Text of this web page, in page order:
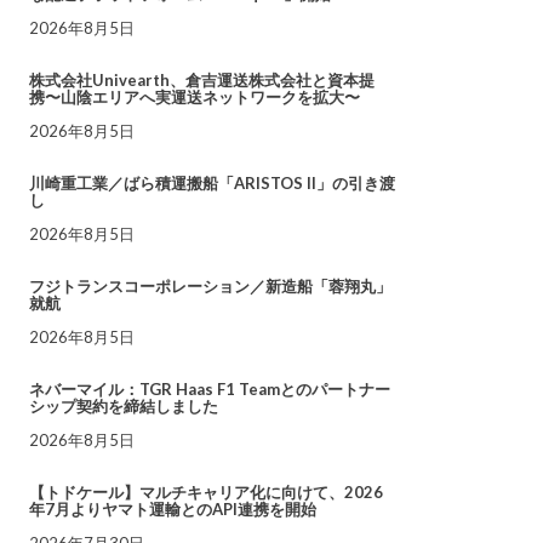
2026年8月5日
株式会社Univearth、倉吉運送株式会社と資本提
携〜山陰エリアへ実運送ネットワークを拡大〜
2026年8月5日
川崎重工業／ばら積運搬船「ARISTOS II」の引き渡
し
2026年8月5日
フジトランスコーポレーション／新造船「蓉翔丸」
就航
2026年8月5日
ネバーマイル：TGR Haas F1 Teamとのパートナー
シップ契約を締結しました
2026年8月5日
【トドケール】マルチキャリア化に向けて、2026
年7月よりヤマト運輸とのAPI連携を開始